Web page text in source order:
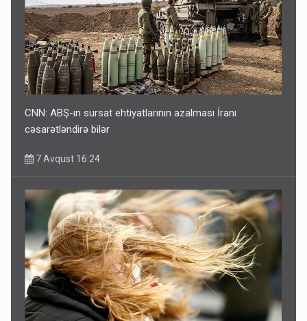
CNN: ABŞ-ın sursat ehtiyatlarının azalması İranı
cəsarətləndirə bilər
7 Avqust 16:24